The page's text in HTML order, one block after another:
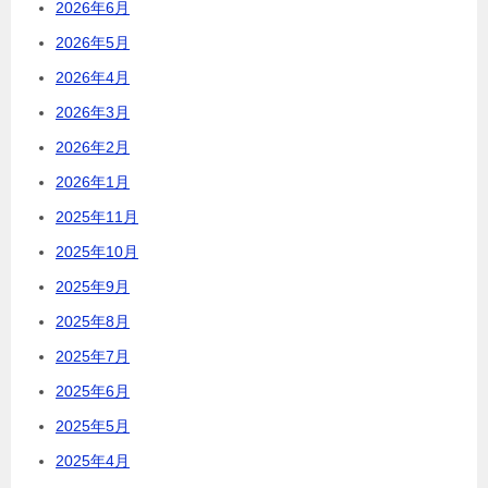
2026年6月
2026年5月
2026年4月
2026年3月
2026年2月
2026年1月
2025年11月
2025年10月
2025年9月
2025年8月
2025年7月
2025年6月
2025年5月
2025年4月